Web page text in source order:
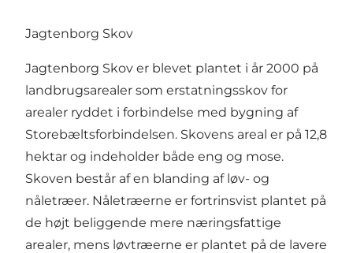
Jagtenborg Skov
Jagtenborg Skov er blevet plantet i år 2000 på
landbrugsarealer som erstatningsskov for
arealer ryddet i forbindelse med bygning af
Storebæltsforbindelsen. Skovens areal er på 12,8
hektar og indeholder både eng og mose.
Skoven består af en blanding af løv- og
nåletræer. Nåletræerne er fortrinsvist plantet på
de højt beliggende mere næringsfattige
arealer, mens løvtræerne er plantet på de lavere